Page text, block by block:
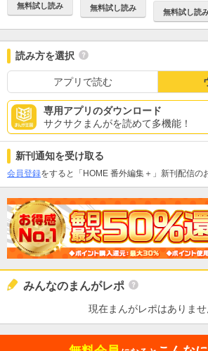
無料試し読み 無料試し読み
無料試し読
読み方を選択
アプリで読む
専用アプリのダウンロード
サクサクまんがを読めて多機能！
新刊通知を受け取る
会員登録をすると「HOME 番外編集＋」新刊配信の
みんなのまんがレポ
現在まんがレポはありませ